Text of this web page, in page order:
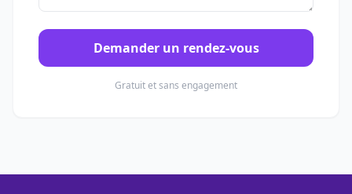
Demander un rendez-vous
Gratuit et sans engagement